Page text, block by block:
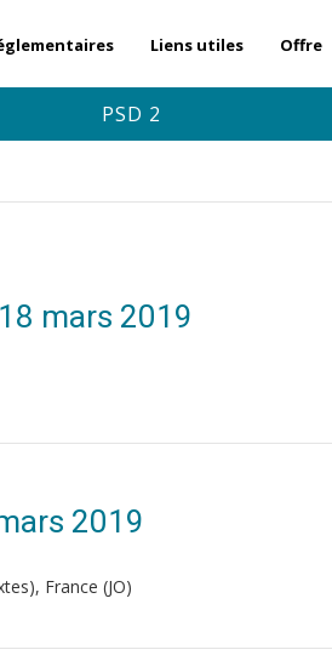
Liens utiles Offre
PSD 2
mars 2019
2019
France (JO)